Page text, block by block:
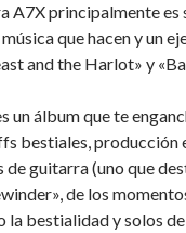
A7X principalmente es
que hacen y un
and the Harlot» y
un álbum que te
bestiales, producción
de guitarra (uno que
de los
la bestialidad y solos